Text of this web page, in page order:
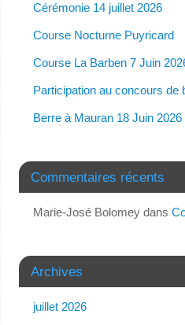
Cérémonie 14 juillet 2026
Course Nocturne Puyricard
Course La Barben 7 Juin
Participation au concours de
Berre à Mauran 18 Juin 2026
Commentaires récents
Marie-José Bolomeydans
Archives
juillet 2026